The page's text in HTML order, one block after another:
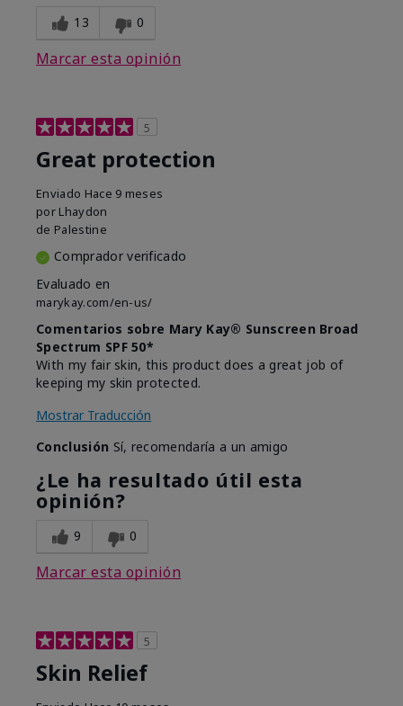
13 0
Marcar esta opinión
5
Great protection
Enviado Hace 9 meses
por Lhaydon
de Palestine
Comprador verificado
Evaluado en
marykay.com/en-us/
Comentarios sobre Mary Kay® Sunscreen Broad
Spectrum SPF 50*
With my fair skin, this product does a great job of
keeping my skin protected.
Mostrar Traducción
Conclusión Sí, recomendaría a un amigo
¿Le ha resultado útil esta
opinión?
9 0
Marcar esta opinión
5
Skin Relief